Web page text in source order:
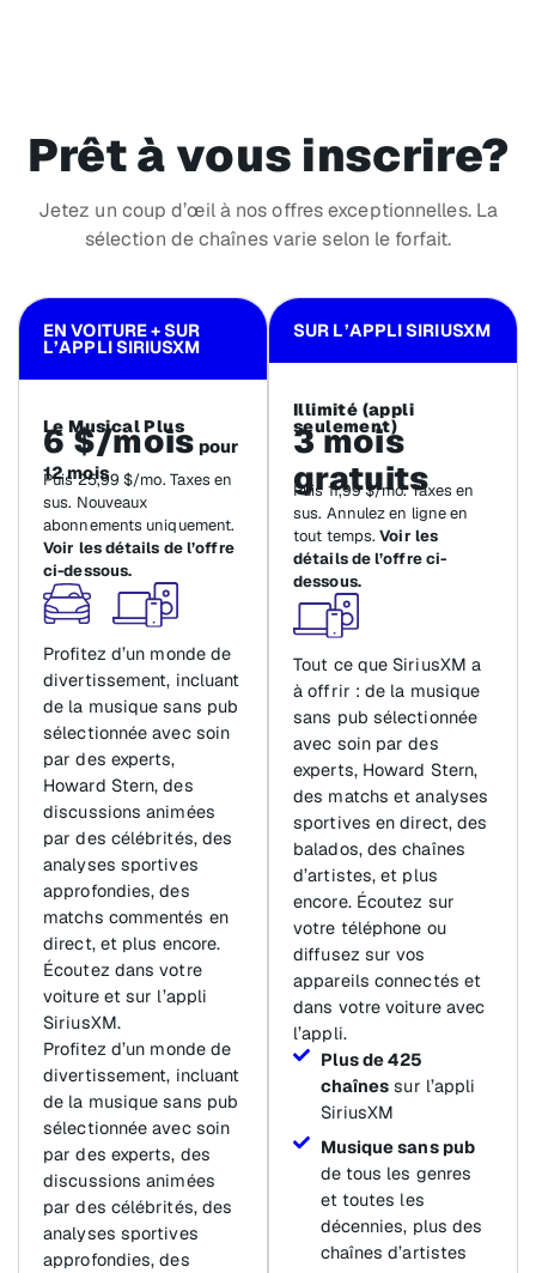
Prêt à vous inscrire?
Jetez un coup d’œil à nos offres exceptionnelles. La
sélection de chaînes varie selon le forfait.
EN VOITURE + SUR
L’APPLI SIRIUSXM
Le Musical Plus
6 $/mois pour
12 mois
Puis 25,99 $/mo. Taxes en
sus. Nouveaux
abonnements uniquement.
Voir les détails de l’offre
ci-dessous.
Profitez d’un monde de
divertissement, incluant
de la musique sans pub
sélectionnée avec soin
par des experts,
Howard Stern, des
discussions animées
par des célébrités, des
analyses sportives
approfondies, des
matchs commentés en
direct, et plus encore.
Écoutez dans votre
voiture et sur l’appli
SiriusXM.
Profitez d’un monde de
divertissement, incluant
de la musique sans pub
sélectionnée avec soin
par des experts, des
discussions animées
par des célébrités, des
analyses sportives
approfondies, des
SUR L’APPLI SIRIUSXM
Illimité (appli
seulement)
3 mois
gratuits
Puis 11,99 $/mo. Taxes en
sus. Annulez en ligne en
tout temps.Voir les
détails de l’offre ci-
dessous.
Tout ce que SiriusXM a
à offrir : de la musique
sans pub sélectionnée
avec soin par des
experts, Howard Stern,
des matchs et analyses
sportives en direct, des
balados, des chaînes
d’artistes, et plus
encore. Écoutez sur
votre téléphone ou
diffusez sur vos
appareils connectés et
dans votre voiture avec
l’appli.
Plus de 425
chaînes sur l’appli
SiriusXM
Musique sans pub
de tous les genres
et toutes les
décennies, plus des
chaînes d’artistes